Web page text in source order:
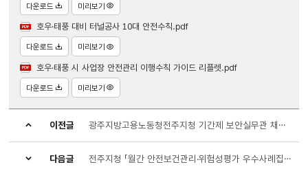
다운로드 미리보기
호우·태풍 대비 터널공사 10대 안전수칙.pdf
다운로드 미리보기
호우·태풍 시 사업장 안전관리 이행수칙 가이드 리플렛.pdf
다운로드 미리보기
이전글 광주지방고용노동청전주지청 기간제 보안실무관 채용공고
다음글 전주지청 「월간 안전보건관리·위험성평가 우수사례집(25.6월)」 제작 및 배포 안내